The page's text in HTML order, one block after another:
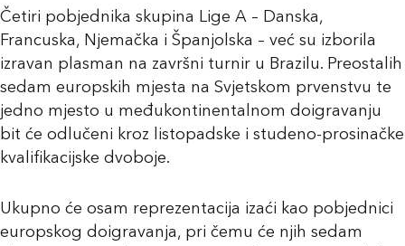
Četiri pobjednika skupina Lige A – Danska,
Francuska, Njemačka i Španjolska – već su izborila
izravan plasman na završni turnir u Brazilu. Preostalih
sedam europskih mjesta na Svjetskom prvenstvu te
jedno mjesto u međukontinentalnom doigravanju
bit će odlučeni kroz listopadske i studeno-prosinačke
kvalifikacijske dvoboje.
Ukupno će osam reprezentacija izaći kao pobjednici
europskog doigravanja, pri čemu će njih sedam